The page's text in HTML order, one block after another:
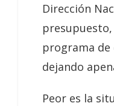
Dirección
programa de
dejando
Peor es la